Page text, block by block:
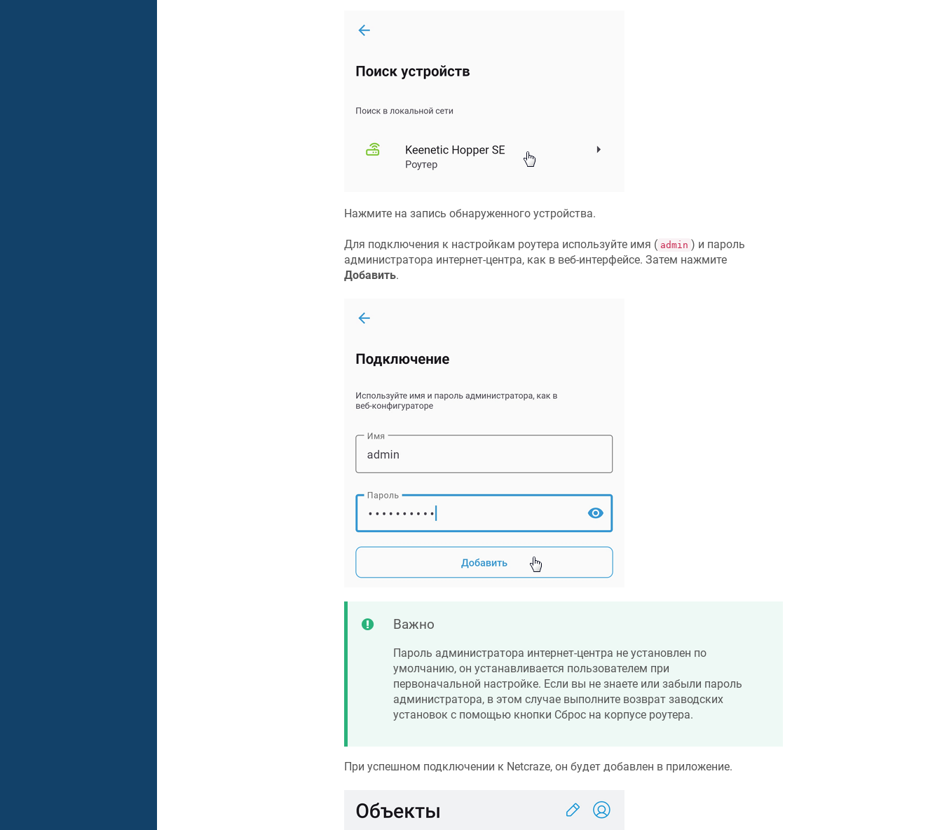
Нажмите на запись обнаруженного устройства.
Для подключения к настройкам роутера используйте имя ( admin ) и пароль
администратора интернет-центра, как в веб-интерфейсе. Затем нажмите
Добавить.
Важно
Пароль администратора интернет-центра не установлен по
умолчанию, он устанавливается пользователем при
первоначальной настройке. Если вы не знаете или забыли пароль
администратора, в этом случае выполните возврат заводских
установок с помощью кнопки Сброс на корпусе роутера.
При успешном подключении к Netcraze, он будет добавлен в приложение.